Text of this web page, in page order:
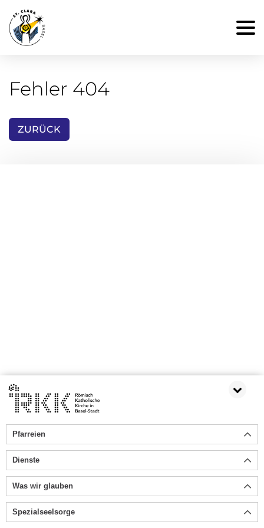
Fehler 404
ZURÜCK
Pfarreien
Dienste
Was wir glauben
Spezialseelsorge